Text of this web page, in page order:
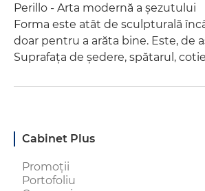
Perillo - Arta modernă a șezutului
Forma este atât de sculpturală
doar pentru a arăta bine. Este, de
Suprafața de ședere, spătarul,
Cabinet Plus
Promoții
Portofoliu